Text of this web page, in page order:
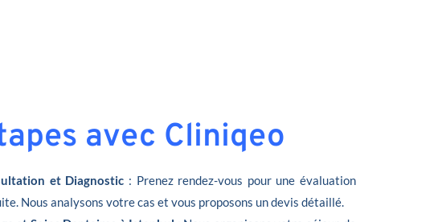
avec Cliniqeo
et Diagnostic : Prenez rendez-vous pour une évaluation
Nous analysons votre cas et vous proposons un devis détaillé.